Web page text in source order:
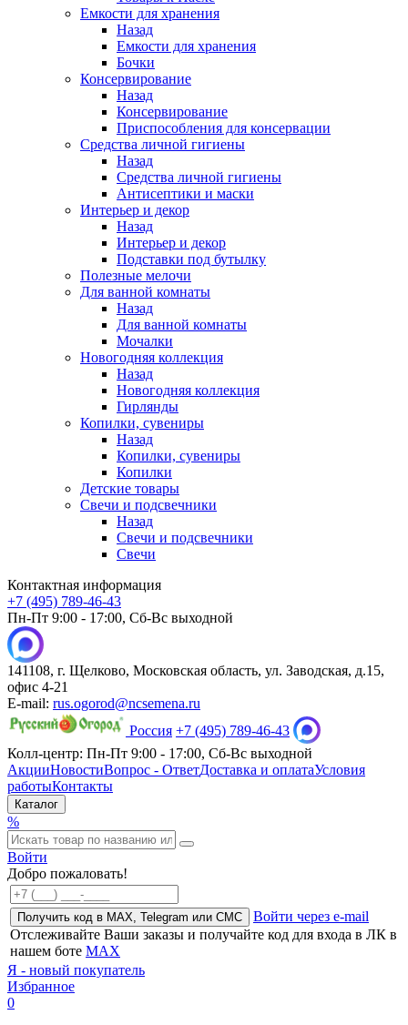
Емкости для хранения
Назад
Емкости для хранения
Бочки
Консервирование
Назад
Консервирование
Приспособления для консервации
Средства личной гигиены
Назад
Средства личной гигиены
Антисептики и маски
Интерьер и декор
Назад
Интерьер и декор
Подставки под бутылку
Полезные мелочи
Для ванной комнаты
Назад
Для ванной комнаты
Мочалки
Новогодняя коллекция
Назад
Новогодняя коллекция
Гирлянды
Копилки, сувениры
Назад
Копилки, сувениры
Копилки
Детские товары
Свечи и подсвечники
Назад
Свечи и подсвечники
Свечи
Контактная информация
+7 (495) 789-46-43
Пн-Пт 9:00 - 17:00, Сб-Вс выходной
141108, г. Щелково, Московская область, ул. Заводская, д.15,
офис 4-21
E-mail: rus.ogorod@ncsemena.ru
Россия +7 (495) 789-46-43
Колл-центр: Пн-Пт 9:00 - 17:00, Сб-Вс выходной
АкцииНовостиВопрос - ОтветДоставка и оплатаУсловия
работыКонтакты
Каталог
%
Войти
Добро пожаловать!
Получить код в MAX, Telegram или СМС
Войти через e-mail
Отслеживайте Ваши заказы и получайте код для входа в ЛК в
нашем боте MAX
Я - новый покупатель
Избранное
0